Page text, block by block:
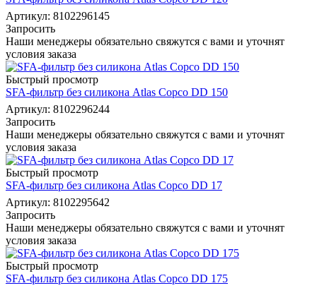
Артикул: 8102296145
Запросить
Наши менеджеры обязательно свяжутся с вами и уточнят
условия заказа
Быстрый просмотр
SFA-фильтр без силикона Atlas Copco DD 150
Артикул: 8102296244
Запросить
Наши менеджеры обязательно свяжутся с вами и уточнят
условия заказа
Быстрый просмотр
SFA-фильтр без силикона Atlas Copco DD 17
Артикул: 8102295642
Запросить
Наши менеджеры обязательно свяжутся с вами и уточнят
условия заказа
Быстрый просмотр
SFA-фильтр без силикона Atlas Copco DD 175